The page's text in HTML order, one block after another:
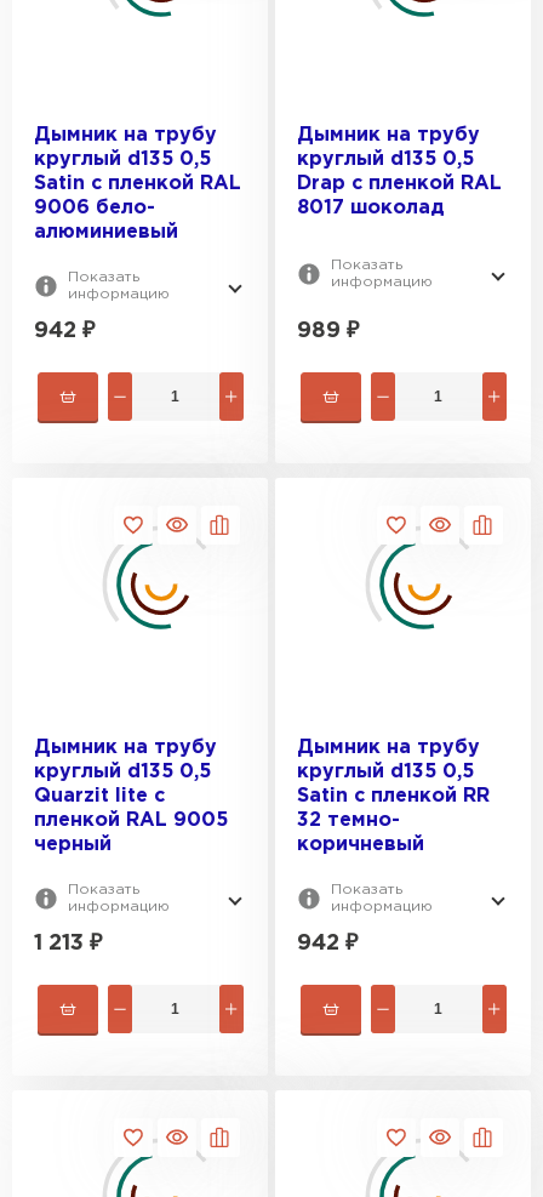
Дымник на трубу
круглый d135 0,5
Satin с пленкой RAL
9006 бело-
алюминиевый
Показать
информацию
942 ₽
Дымник на трубу
круглый d135 0,5
Drap с пленкой RAL
8017 шоколад
Показать
информацию
989 ₽
Дымник на трубу
круглый d135 0,5
Quarzit lite с
пленкой RAL 9005
черный
Показать
информацию
1 213 ₽
Дымник на трубу
круглый d135 0,5
Satin с пленкой RR
32 темно-
коричневый
Показать
информацию
942 ₽
Цементно-песчаная черепица
ПЕРЕЙТИ